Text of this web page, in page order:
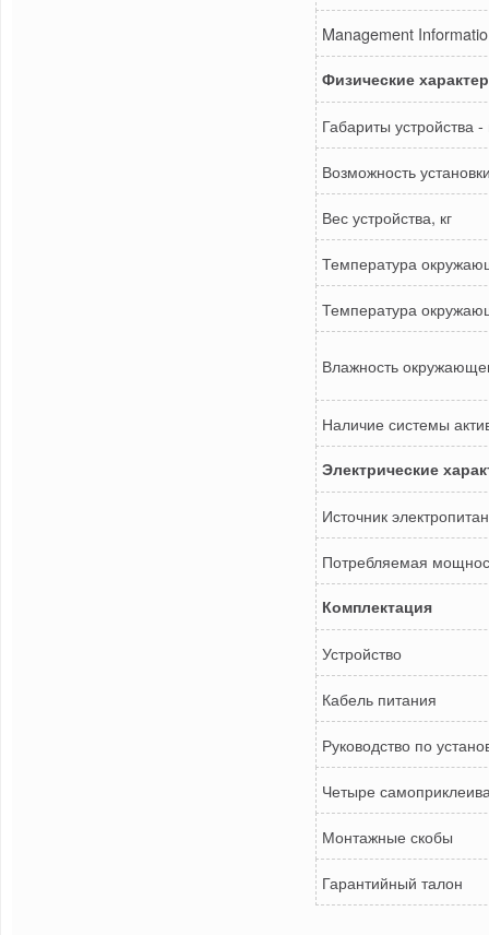
Management
Физические
Габариты
Возможность
Вес устройства, кг
Температура
Температура
Влажность
Наличие системы
Электрические
Источник
Потребляемая
Комплектация
Устройство
Кабель питания
Руководство по
Четыре
Монтажные скобы
Гарантийный талон